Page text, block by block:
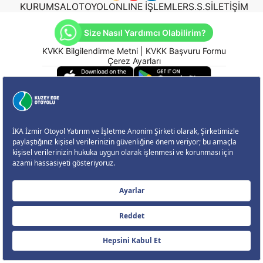
KURUMSALOTOYOLONLINE İŞLEMLERS.S.SİLETİŞİM
Size Nasıl Yardımcı Olabilirim?
KVKK Bilgilendirme Metni| KVKK Başvuru Formu
Çerez Ayarları